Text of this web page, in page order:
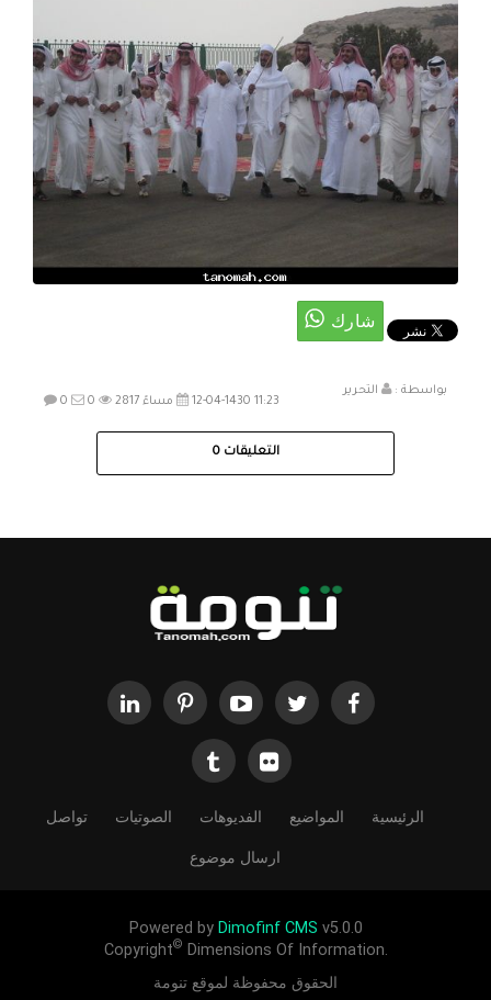
بواسطة :
التحرير
12-04-1430 11:23 مساءً
0 0 2817
التعليقات 0
الرئيسية المواضيع الفديوهات الصوتيات تواصل
ارسال موضوع
Powered by Dimofinf CMS v5.0.0
Copyright© Dimensions Of Information.
الحقوق محفوظة لموقع تنومة